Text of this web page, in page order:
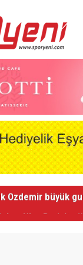
Ulaç Paris'te